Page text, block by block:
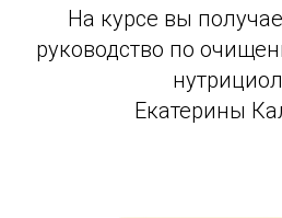
На курсе вы
руководство по
Екатерины